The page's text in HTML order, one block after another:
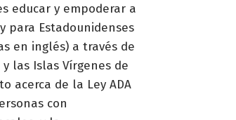
educar y empoderar a
para Estadounidenses
en inglés) a través de
y las Islas Vírgenes de
acerca de la Ley ADA
con